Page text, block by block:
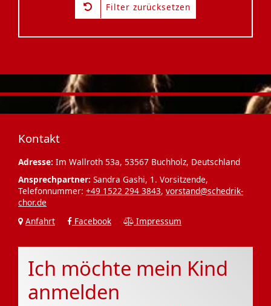
Filter zurücksetzen
Kontakt
Adresse: Im Wallroth 53a, 53567 Buchholz, Deutschland
Ansprechpartner: Sandra Gashi, 1. Vorsitzende,
Telefonnummer: +49 1522 294 3843, vorstand@schedrik-
chor.de
Anfahrt
Facebook Impressum
Ich möchte mein Kind
anmelden